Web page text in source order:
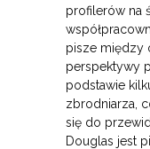
profilerów na
pisze między
perspektywy
podstawie
zbrodniarza,
się do
Douglas jest